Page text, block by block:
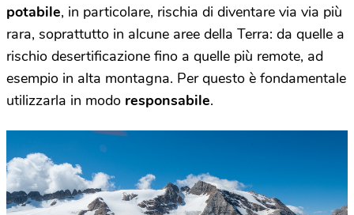
potabile, in particolare, rischia di diventare via via più
rara, soprattutto in alcune aree della Terra: da quelle a
rischio desertificazione fino a quelle più remote, ad
esempio in alta montagna. Per questo è fondamentale
utilizzarla in modo responsabile.